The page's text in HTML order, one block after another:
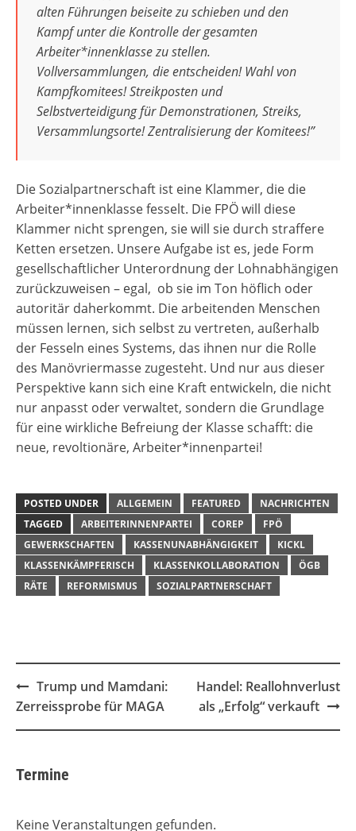
alten Führungen beiseite zu schieben und den
Kampf unter die Kontrolle der gesamten
Arbeiter*innenklasse zu stellen.
Vollversammlungen, die entscheiden! Wahl von
Kampfkomitees! Streikposten und
Selbstverteidigung für Demonstrationen, Streiks,
Versammlungsorte! Zentralisierung der Komitees!”
Die Sozialpartnerschaft ist eine Klammer, die die
Arbeiter*innenklasse fesselt. Die FPÖ will diese
Klammer nicht sprengen, sie will sie durch straffere
Ketten ersetzen. Unsere Aufgabe ist es, jede Form
gesellschaftlicher Unterordnung der Lohnabhängigen
zurückzuweisen – egal, ob sie im Ton höflich oder
autoritär daherkommt. Die arbeitenden Menschen
müssen lernen, sich selbst zu vertreten, außerhalb
der Fesseln eines Systems, das ihnen nur die Rolle
des Manövriermasse zugesteht. Und nur aus dieser
Perspektive kann sich eine Kraft entwickeln, die nicht
nur anpasst oder verwaltet, sondern die Grundlage
für eine wirkliche Befreiung der Klasse schafft: die
neue, revoltionäre, Arbeiter*innenpartei!
POSTED UNDER ALLGEMEIN FEATURED
NACHRICHTEN
TAGGED
ARBEITERINNENPARTEI COREP
FPÖ
GEWERKSCHAFTEN
KASSENUNABHÄNGIGKEIT
KICKL
KLASSENKÄMPFERISCH
KLASSENKOLLABORATION
ÖGB
RÄTE
REFORMISMUS SOZIALPARTNERSCHAFT
Post
navigation
Trump und Mamdani:
Zerreissprobe für MAGA
Handel: Reallohnverlust
als „Erfolg“ verkauft
Termine
Keine Veranstaltungen gefunden.